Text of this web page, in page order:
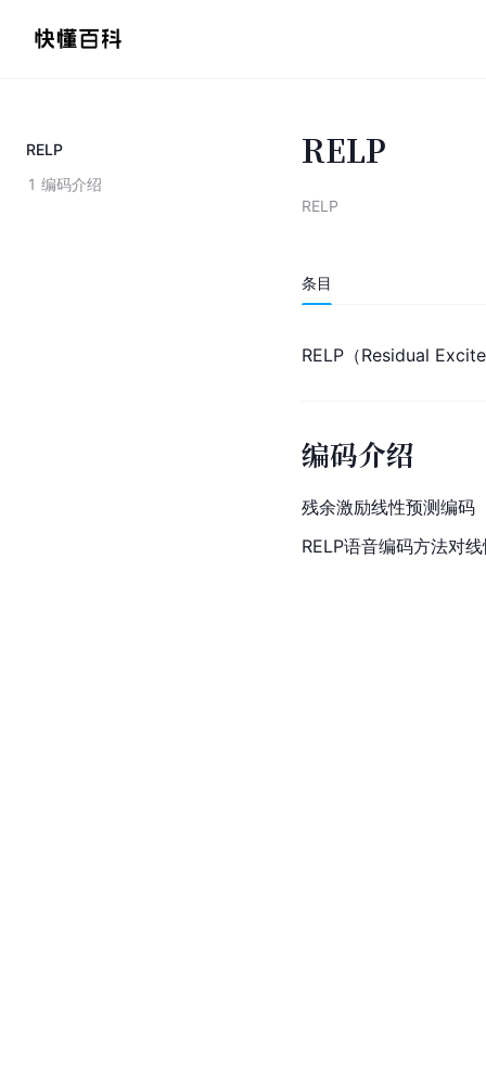
RELP
1 编码介绍
RELP
RELP
条目
RELP（Residual
编码介绍
残余激励线性预测编码
RELP语音编码方法对